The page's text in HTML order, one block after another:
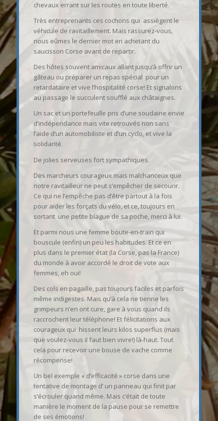
chevaux errant sur les routes en toute liberté.
Très entreprenants ces cochons qui assiègent le
véhicule de ravitaillement. Mais rassurez-vous,
nous eûmes le dernier mot en achetant du
saucisson Corse avant de repartir.
Des hôtes souvent amicaux allant jusqu’à offrir un
gâteau ou préparer un repas spécial pour un
retardataire et vive l’hospitalité corse! Et signalons
au passage le succulent soufflé aux châtaignes.
Un sac et un portefeuille pris d’une soudaine envie
d’indépendance mais vite retrouvés non sans
l’aide d’un automobiliste et d’un cyclo, et vive la
solidarité.
De jolies serveuses fort sympathiques.
Des marcheurs courageux mais malchanceux que
notre ravitailleur ne peut s’empêcher de secourir.
Ce qui ne l’empêche pas d’être partout à la fois
pour aider les forçats du vélo, et ce, toujours en
sortant une petite blague de sa poche, merci à lui.
Et parmi nous une femme boute-en-train qui
bouscule (enfin) un peu les habitudes. Et ce en
plus dans le premier état (la Corse, pas la France)
du monde à avoir accordé le droit de vote aux
femmes, eh oui!
Des cols en pagaille, pas toujours faciles et parfois
même indigestes. Mais qu’à cela ne tienne les
grimpeurs n’en ont cure, gare à vous quand ils
raccrochent leur téléphone! Et félicitations aux
courageux qui hissent leurs kilos superflus (mais
que voulez-vous il faut bien vivre!) là-haut. Tout
cela pour recevoir une bouse de vache comme
récompense!
Un bel exemple « d’efficacité » corse dans une
tentative de montage d’ un panneau qui finit par
s’écrouler quand même. Mais c’était de toute
manière le moment de la pause pour se remettre
de ses émotions!